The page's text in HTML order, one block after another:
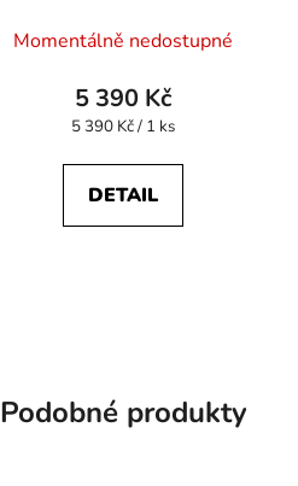
Momentálně nedostupné
5 390 Kč
Měrná
5 390 Kč / 1 ks
DETAIL
Podobné produkty